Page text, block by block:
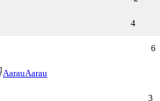
4
6
AarauAarau
3